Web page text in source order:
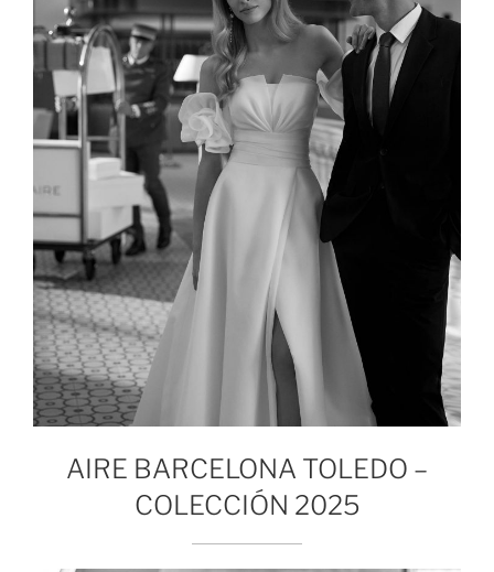
AIRE BARCELONA TOLEDO –
COLECCIÓN 2025